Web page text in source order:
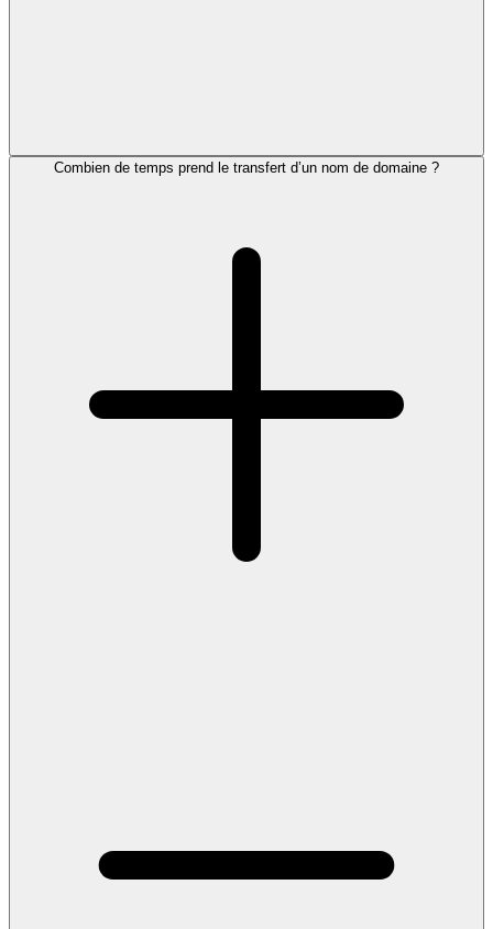
Combien de temps prend le transfert d’un nom de domaine ?